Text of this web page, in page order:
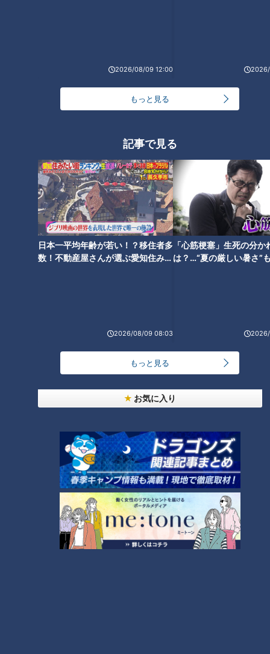
2026/08/09 12:00
もっと見る
記事で見る
日本一平均年齢が若い！？移住者多
数！不動産屋さんが選ぶ愛知住みた
2026/08/09 08:03
「心筋梗塞」生死の分か
は？…“夏の厳しい暑さ”
もっと見る
お気に入り
作戦は成功するもゴールならず！チャンスエリア
食べ歩きを堪能したながつは、本題のしりとりへ。こちらの住
現在、ながつがいる伊勢市はリセットルールにより、ゴールに
なっていないため、ここで「り」で始まる三重の地名が出れば
完全ゴールという状況！ながつは、東海3県の人をしりとり相
手に選ぶための作戦を考えます！
ながつが思い出したのは、高山市のそば店で受けた「若い女性
CBCテレビ『地名しりとり』
「伊勢市宇治中之切町の『り』、はい！」